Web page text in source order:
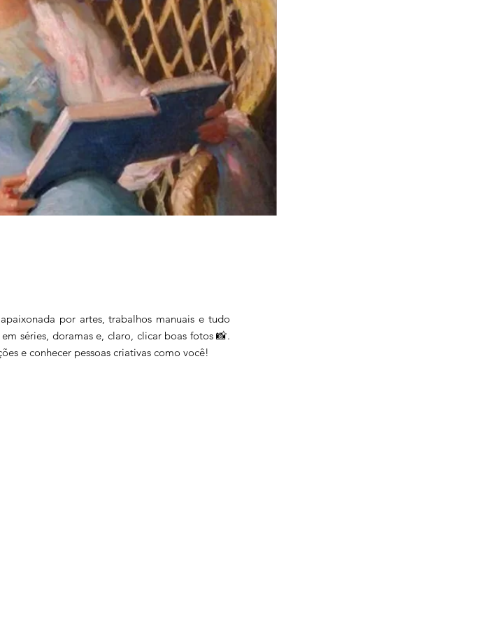
por artes, trabalhos manuais e tudo
séries, doramas e, claro, clicar boas fotos 📸.
e conhecer pessoas criativas como você!